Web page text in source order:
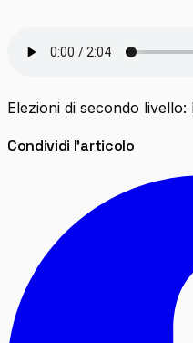
Elezioni di secondo
Condividi l'articolo